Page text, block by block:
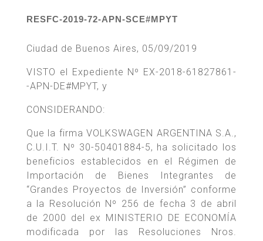
RESFC-2019-72-APN-SCE#MPYT
Ciudad de Buenos Aires, 05/09/2019
VISTO el Expediente Nº EX-2018-61827861-
-APN-DE#MPYT, y
CONSIDERANDO:
Que la firma VOLKSWAGEN ARGENTINA S.A.,
C.U.I.T. Nº 30-50401884-5, ha solicitado los
beneficios establecidos en el Régimen de
Importación de Bienes Integrantes de
“Grandes Proyectos de Inversión” conforme
a la Resolución Nº 256 de fecha 3 de abril
de 2000 del ex MINISTERIO DE ECONOMÍA
modificada por las Resoluciones Nros.